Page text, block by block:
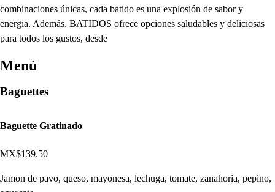
combinaciones únicas, cada batido es una explosión de sabor y
energía. Además, BATIDOS ofrece opciones saludables y deliciosas
para todos los gustos, desde
Menú
Baguettes
Baguette Gratinado
MX$139.50
Jamon de pavo, queso, mayonesa, lechuga, tomate, zanahoria, pepino,